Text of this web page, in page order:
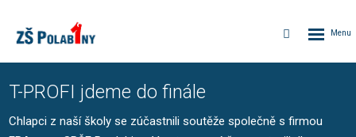
Vyhledávání
T-PROFI jdeme do finále
Chlapci z naší školy se zúčastnili soutěže společně s firmou